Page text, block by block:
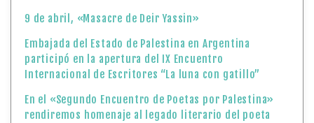
9 de abril, «Masacre de Deir Yassin»
Embajada del Estado de Palestina en Argentina
participó en la apertura del IX Encuentro
Internacional de Escritores “La luna con gatillo”
En el «Segundo Encuentro de Poetas por Palestina»
rendiremos homenaje al legado literario del poeta